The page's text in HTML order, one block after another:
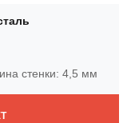
стенки: 4,5 мм